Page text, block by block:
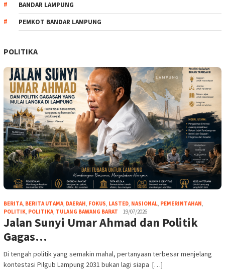
BANDAR LAMPUNG
PEMKOT BANDAR LAMPUNG
POLITIKA
BERITA, BERITA UTAMA, DAERAH, FOKUS, LASTED, NASIONAL, PEMERINTAHAN,
POLITIK, POLITIKA, TULANG BAWANG BARAT 19/07/2026
Jalan Sunyi Umar Ahmad dan Politik
Gagas…
Di tengah politik yang semakin mahal, pertanyaan terbesar menjelang
kontestasi Pilgub Lampung 2031 bukan lagi siapa […]